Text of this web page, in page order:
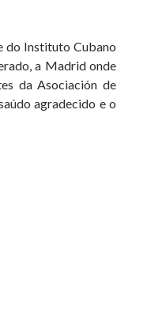
do Instituto Cubano
a Madrid onde
da Asociación de
agradecido e o